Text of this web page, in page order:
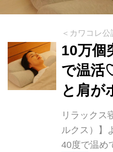
＜カワコレ
10万個
で温活
と肩が
リラックス
ルクス）】
40度で温め